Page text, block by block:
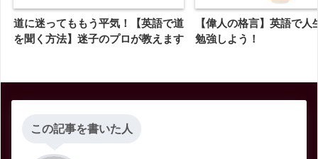
道に迷ってももう平気！【英語で道
を聞く方法】迷子のプロが教えます
【偉人の格言】英語で人
勉強しよう！
この記事を書いた人